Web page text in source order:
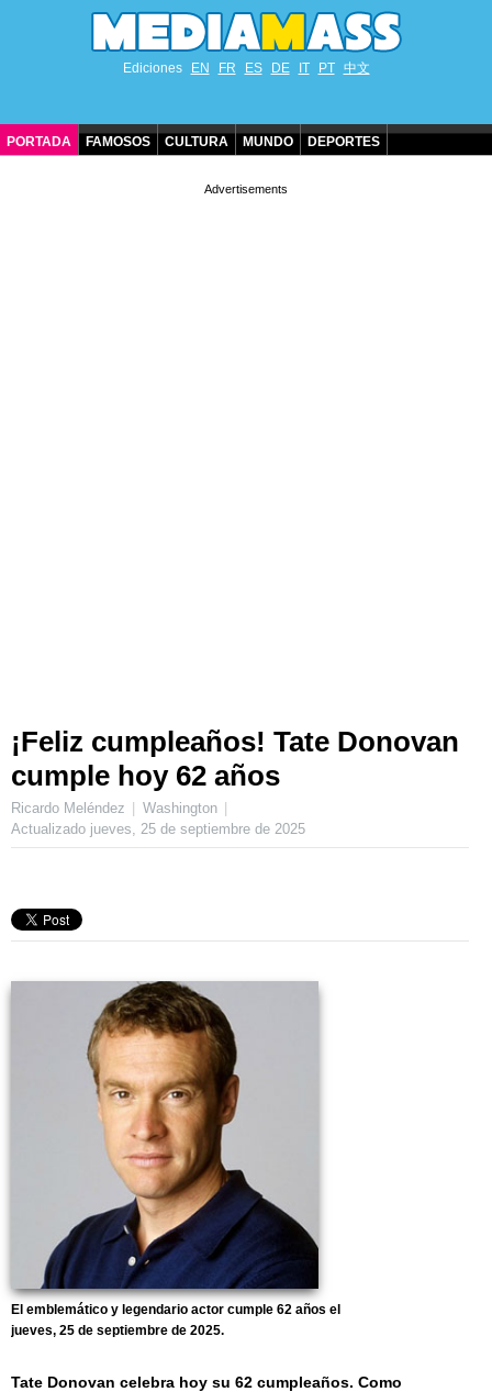
Ediciones EN FR ES DE IT PT 中文
PORTADA FAMOSOS CULTURA MUNDO DEPORTES
¡Feliz cumpleaños! Tate Donovan
cumple hoy 62 años
Ricardo Meléndez
Washington
Actualizado jueves, 25 de septiembre de 2025
El emblemático y legendario actor cumple 62 años el
jueves, 25 de septiembre de 2025.
Tate Donovan celebra hoy su 62 cumpleaños. Como